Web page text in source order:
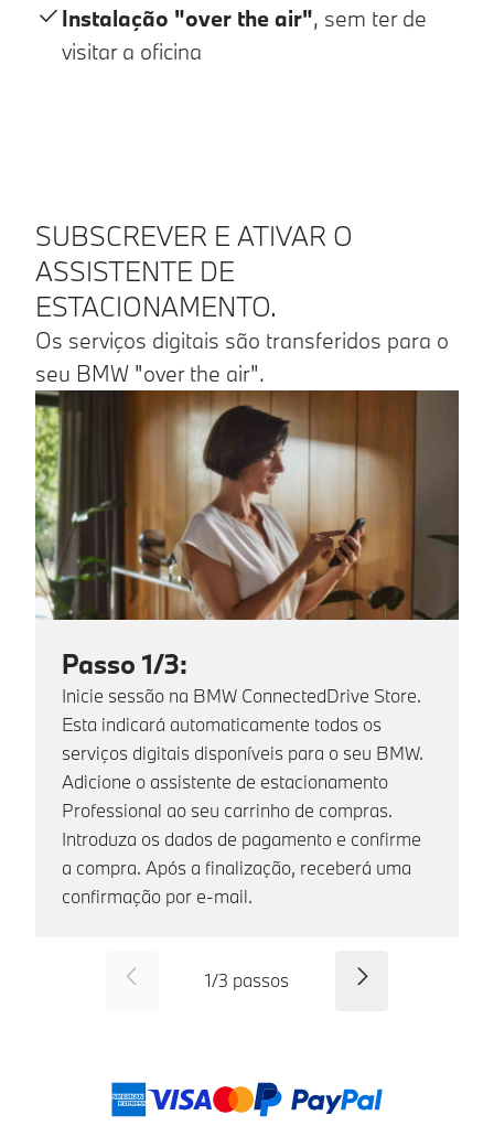
Instalação "over the air", sem ter de
visitar a oficina
SUBSCREVER E ATIVAR O
ASSISTENTE DE
ESTACIONAMENTO.
Os serviços digitais são transferidos para o
seu BMW "over the air".
Passo 1/3:
Inicie sessão na BMW ConnectedDrive Store.
Esta indicará automaticamente todos os
serviços digitais disponíveis para o seu BMW.
Adicione o assistente de estacionamento
Professional ao seu carrinho de compras.
Introduza os dados de pagamento e confirme
a compra. Após a finalização, receberá uma
confirmação por e-mail.
1/3 passos
Métodos de